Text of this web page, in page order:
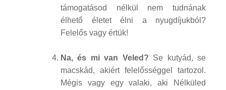
támogatásod nélkül nem tudnának
élhető életet élni a nyugdíjukból?
Felelős vagy értük!
Na, és mi van Veled? Se kutyád, se
macskád, akiért felelősséggel tartozol.
Mégis vagy egy valaki, aki Nélküled